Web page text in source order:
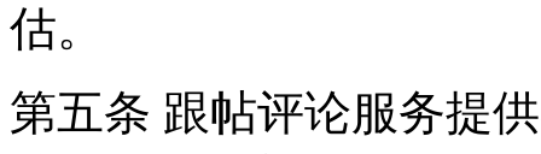
估。
第五条 跟帖评论服务提